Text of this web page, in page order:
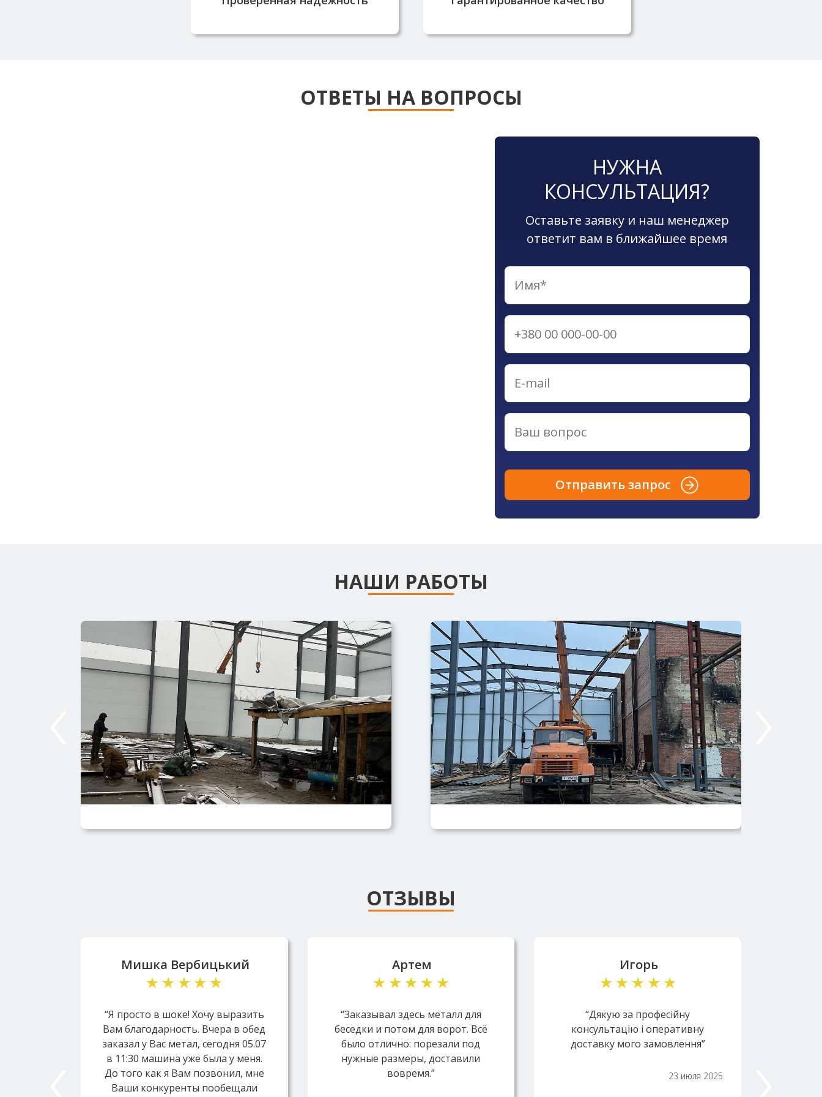
ОТВЕТЫ НА ВОПРОСЫ
НУЖНА
КОНСУЛЬТАЦИЯ?
Оставьте заявку и наш менеджер
ответит вам в ближайшее время
Отправить запрос
НАШИ РАБОТЫ
ОТЗЫВЫ
Мишка Вербицький
“Я просто в шоке! Хочу выразить
Вам благодарность. Вчера в обед
заказал у Вас метал, сегодня 05.07
в 11:30 машина уже была у меня.
До того как я Вам позвонил, мне
Ваши конкуренты пообещали
Артем
“Заказывал здесь металл для
беседки и потом для ворот. Всё
было отлично: порезали под
нужные размеры, доставили
вовремя.”
Игорь
“Дякую за професійну
консультацію і оперативну
доставку мого замовлення”
23 июля 2025